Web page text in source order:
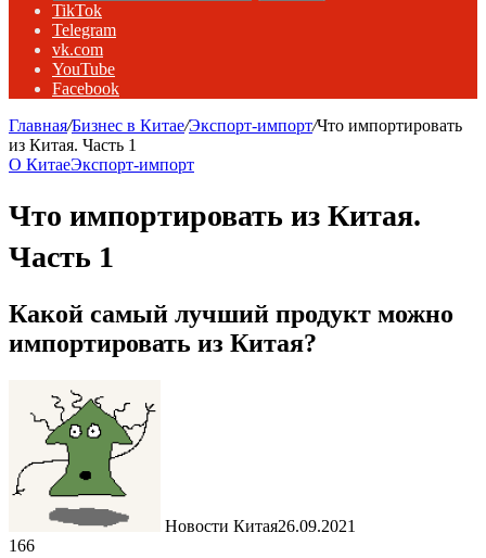
TikTok
Telegram
vk.com
YouTube
Facebook
Главная/Бизнес в Китае/Экспорт-импорт/Что импортировать
из Китая. Часть 1
О КитаеЭкспорт-импорт
Что импортировать из Китая.
Часть 1
Какой самый лучший продукт можно
импортировать из Китая?
Новости Китая26.09.2021
166